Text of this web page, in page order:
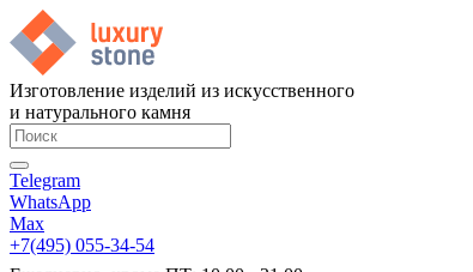
Изготовление изделий из искусственного
и натурального камня
Telegram
WhatsApp
Max
+7(495) 055-34-54